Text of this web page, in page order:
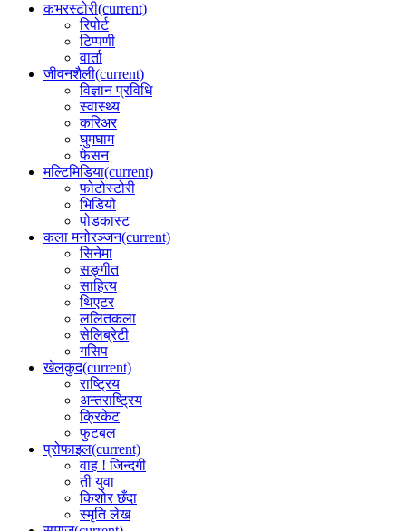
कभरस्टोरी(current)
रिपोर्ट
टिप्पणी
वार्ता
जीवनशैली(current)
विज्ञान प्रविधि
स्वास्थ्य
करिअर
घुमघाम
फेसन
मल्टिमिडिया(current)
फोटोस्टोरी
भिडियो
पोडकास्ट
कला मनोरञ्जन(current)
सिनेमा
सङ्गीत
साहित्य
थिएटर
ललितकला
सेलिब्रेटी
गसिप
खेलकुद(current)
राष्ट्रिय
अन्तराष्ट्रिय
क्रिकेट
फुटबल
प्रोफाइल(current)
वाह ! जिन्दगी
ती युवा
किशोर छँदा
स्मृति लेख